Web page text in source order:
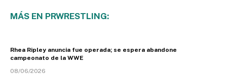
MÁS EN PRWRESTLING:
Rhea Ripley anuncia fue operada; se espera abandone
campeonato de la WWE
08/06/2026